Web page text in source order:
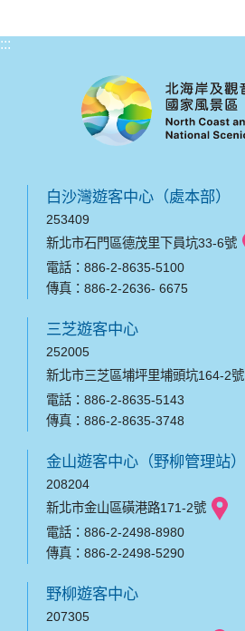
:::
白沙灣遊客中心（處本部）
253409
新北市石門區德茂里下員坑33-6號
電話：886-2-8635-5100
傳真：886-2-2636- 6675
三芝遊客中心
252005
新北市三芝區埔坪里埔頭坑164-2號
電話：886-2-8635-5143
傳真：886-2-8635-3748
金山遊客中心（野柳管理站）
208204
新北市金山區磺港路171-2號
電話：886-2-2498-8980
傳真：886-2-2498-5290
野柳遊客中心
207305